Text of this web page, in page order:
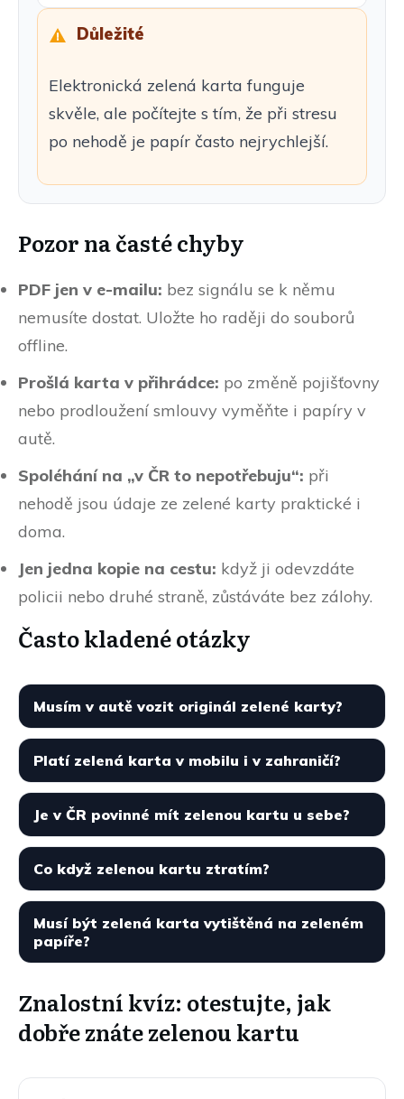
Důležité
Elektronická zelená karta funguje
skvěle, ale počítejte s tím, že při stresu
po nehodě je papír často nejrychlejší.
Pozor na časté chyby
PDF jen v e-mailu: bez signálu se k němu
nemusíte dostat. Uložte ho raději do souborů
offline.
Prošlá karta v přihrádce: po změně pojišťovny
nebo prodloužení smlouvy vyměňte i papíry v
autě.
Spoléhání na „v ČR to nepotřebuju“: při
nehodě jsou údaje ze zelené karty praktické i
doma.
Jen jedna kopie na cestu: když ji odevzdáte
policii nebo druhé straně, zůstáváte bez zálohy.
Často kladené otázky
Musím v autě vozit originál zelené karty?
Platí zelená karta v mobilu i v zahraničí?
Je v ČR povinné mít zelenou kartu u sebe?
Co když zelenou kartu ztratím?
Musí být zelená karta vytištěná na zeleném
papíře?
Znalostní kvíz: otestujte, jak
dobře znáte zelenou kartu